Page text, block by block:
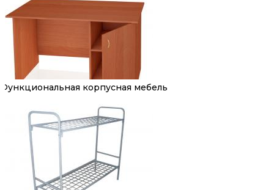
Функциональная корпусная мебель